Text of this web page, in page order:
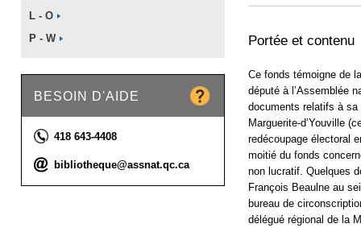
L - O
P - W
BESOIN D'AIDE
Téléphone :
418 643-4408
Courriel :
bibliotheque@assnat.qc.ca
Portée et contenu
Ce fonds témoigne de
député à l’Assemblée
documents relatifs à
Marguerite-d’Youville
redécoupage électoral
moitié du fonds
non lucratif. Quelques
François Beaulne au
bureau de
délégué régional de la